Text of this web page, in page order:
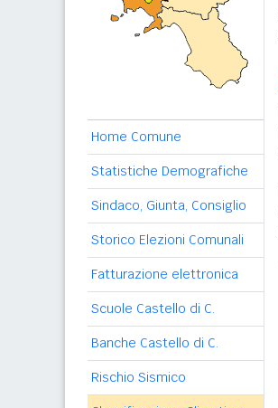
Home Comune
Statistiche Demografiche
Sindaco, Giunta, Consiglio
Storico Elezioni Comunali
Fatturazione elettronica
Scuole Castello di C.
Banche Castello di C.
Rischio Sismico